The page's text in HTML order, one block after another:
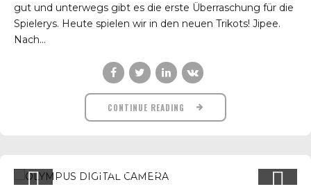
gut und unterwegs gibt es die erste Überraschung für die
Spielerys. Heute spielen wir in den neuen Trikots! Jipee.
Nach...
CONTINUE READING